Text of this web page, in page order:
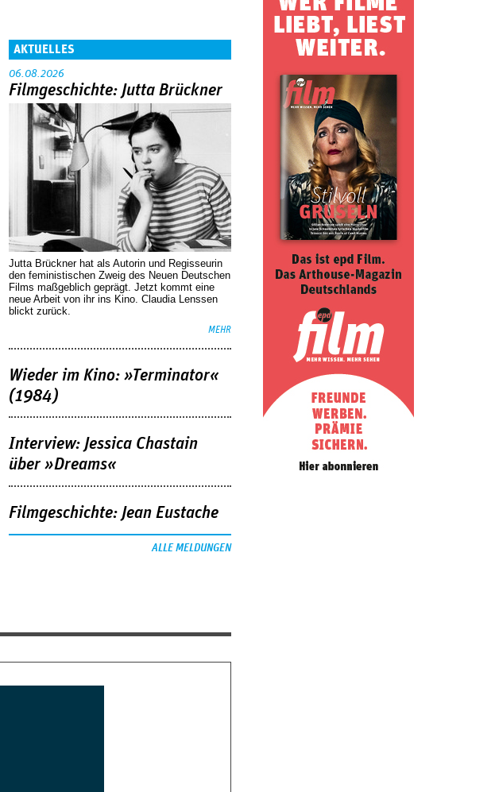
AKTUELLES
06.08.2026
Filmgeschichte: Jutta Brückner
Jutta Brückner hat als Autorin und Regisseurin
den feministischen Zweig des Neuen Deutschen
Films maßgeblich geprägt. Jetzt kommt eine
neue Arbeit von ihr ins Kino. Claudia Lenssen
blickt zurück.
MEHR
Wieder im Kino: »Terminator«
(1984)
Interview: Jessica Chastain
über »Dreams«
Filmgeschichte: Jean Eustache
ALLE MELDUNGEN